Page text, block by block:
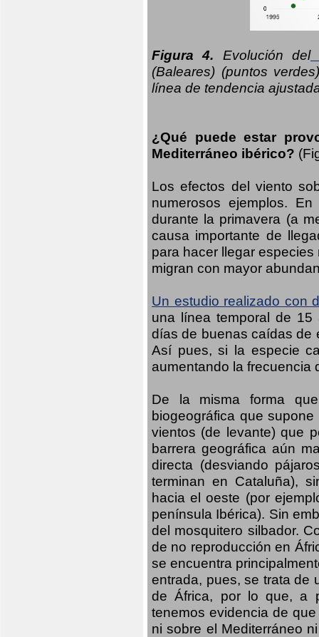
Figura 4. Evolución del
(Baleares) (puntos
línea de tendencia
¿Qué puede estar
Mediterráneo ibérico?
Los efectos del viento
numerosos ejemplos.
durante la primavera (a
causa importante de
para hacer llegar
migran con mayor
Un estudio realizado con
una línea temporal de 15
días de buenas caídas de
Así pues, si la especie
aumentando la frecuencia
De la misma forma
biogeográfica que
vientos (de levante) que
barrera geográfica aún
directa (desviando
terminan en Cataluña),
hacia el oeste (por
península Ibérica). Sin
del mosquitero silbador.
de no reproducción en
se encuentra
entrada, pues, se trata de
de África, por lo que, a
tenemos evidencia de
ni sobre el Mediterráneo